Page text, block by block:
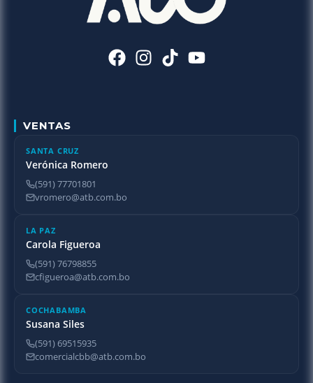
VENTAS
SANTA CRUZ
Verónica Romero
(591) 77701801
vromero@atb.com.bo
LA PAZ
Carola Figueroa
(591) 76798855
cfigueroa@atb.com.bo
COCHABAMBA
Susana Siles
(591) 69515935
comercialcbb@atb.com.bo